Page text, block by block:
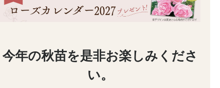
今年の秋苗を是非お楽しみくださ
い。